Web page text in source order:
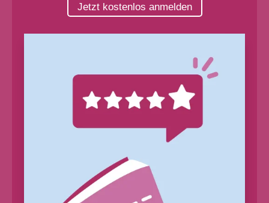
Jetzt kostenlos anmelden